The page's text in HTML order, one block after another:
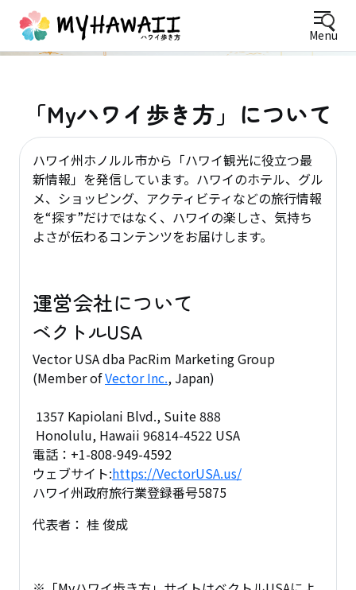
Menu
「Myハワイ歩き方」について
ハワイ州ホノルル市から「ハワイ観光に役立つ最
新情報」を発信しています。ハワイのホテル、グル
メ、ショッピング、アクティビティなどの旅行情報
を“探す”だけではなく、ハワイの楽しさ、気持ち
よさが伝わるコンテンツをお届けします。
運営会社について
ベクトルUSA
Vector USA dba PacRim Marketing Group
(Member ofVector Inc., Japan)
1357 Kapiolani Blvd., Suite 888
Honolulu, Hawaii 96814-4522 USA
電話：+1-808-949-4592
ウェブサイト:https://VectorUSA.us/
ハワイ州政府旅行業登録番号5875
代表者： 桂 俊成